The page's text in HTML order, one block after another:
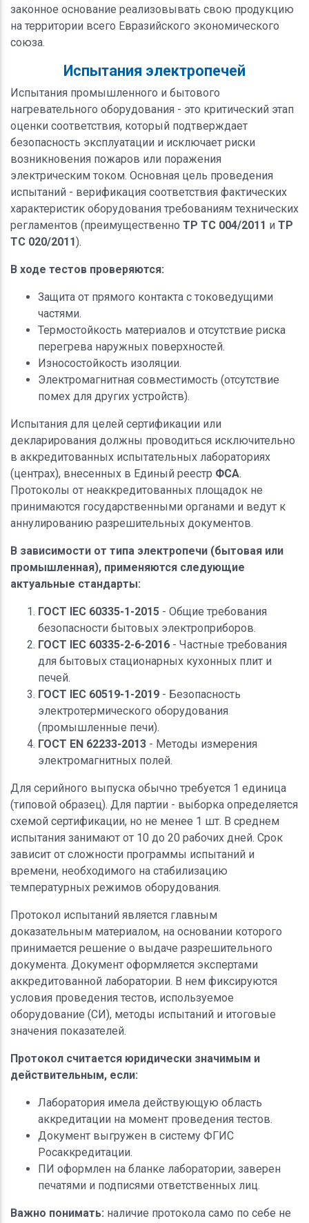
законное основание реализовывать свою продукцию
на территории всего Евразийского экономического
союза.
Испытания электропечей
Испытания промышленного и бытового
нагревательного оборудования - это критический этап
оценки соответствия, который подтверждает
безопасность эксплуатации и исключает риски
возникновения пожаров или поражения
электрическим током. Основная цель проведения
испытаний - верификация соответствия фактических
характеристик оборудования требованиям технических
регламентов (преимущественно ТР ТС 004/2011 и ТР
ТС 020/2011).
В ходе тестов проверяются:
Защита от прямого контакта с токоведущими
частями.
Термостойкость материалов и отсутствие риска
перегрева наружных поверхностей.
Износостойкость изоляции.
Электромагнитная совместимость (отсутствие
помех для других устройств).
Испытания для целей сертификации или
декларирования должны проводиться исключительно
в аккредитованных испытательных лабораториях
(центрах), внесенных в Единый реестр ФСА.
Протоколы от неаккредитованных площадок не
принимаются государственными органами и ведут к
аннулированию разрешительных документов.
В зависимости от типа электропечи (бытовая или
промышленная), применяются следующие
актуальные стандарты:
ГОСТ IEC 60335-1-2015 - Общие требования
безопасности бытовых электроприборов.
ГОСТ IEC 60335-2-6-2016 - Частные требования
для бытовых стационарных кухонных плит и
печей.
ГОСТ IEC 60519-1-2019 - Безопасность
электротермического оборудования
(промышленные печи).
ГОСТ EN 62233-2013 - Методы измерения
электромагнитных полей.
Для серийного выпуска обычно требуется 1 единица
(типовой образец). Для партии - выборка определяется
схемой сертификации, но не менее 1 шт. В среднем
испытания занимают от 10 до 20 рабочих дней. Срок
зависит от сложности программы испытаний и
времени, необходимого на стабилизацию
температурных режимов оборудования.
Протокол испытаний является главным
доказательным материалом, на основании которого
принимается решение о выдаче разрешительного
документа. Документ оформляется экспертами
аккредитованной лаборатории. В нем фиксируются
условия проведения тестов, используемое
оборудование (СИ), методы испытаний и итоговые
значения показателей.
Протокол считается юридически значимым и
действительным, если:
Лаборатория имела действующую область
аккредитации на момент проведения тестов.
Документ выгружен в систему ФГИС
Росаккредитации.
ПИ оформлен на бланке лаборатории, заверен
печатями и подписями ответственных лиц.
Важно понимать: наличие протокола само по себе не